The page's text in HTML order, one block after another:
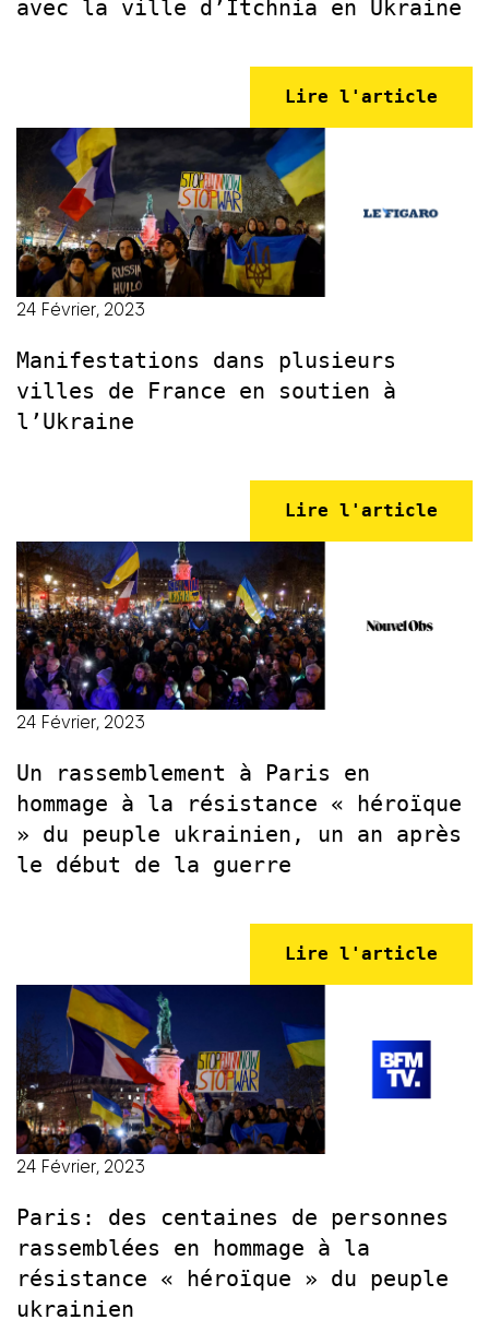
avec la ville d’Itchnia en Ukraine
Lire l'article
24 Février, 2023
Manifestations dans plusieurs
villes de France en soutien à
l’Ukraine
Lire l'article
24 Février, 2023
Un rassemblement à Paris en
hommage à la résistance « héroïque
» du peuple ukrainien, un an après
le début de la guerre
Lire l'article
24 Février, 2023
Paris: des centaines de personnes
rassemblées en hommage à la
résistance « héroïque » du peuple
ukrainien